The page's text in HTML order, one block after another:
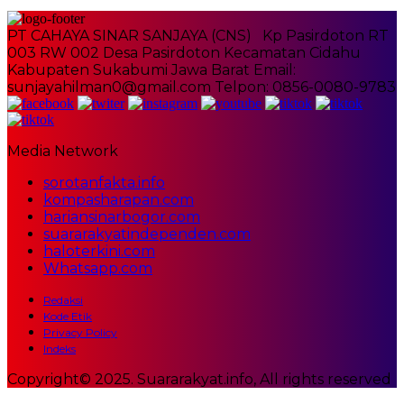
PT CAHAYA SINAR SANJAYA (CNS) Kp Pasirdoton RT
003 RW 002 Desa Pasirdoton Kecamatan Cidahu
Kabupaten Sukabumi Jawa Barat Email:
sunjayahilman0@gmail.com Telpon: 0856-0080-9783
Media Network
sorotanfakta.info
kompasharapan.com
hariansinarbogor.com
suararakyatindependen.com
haloterkini.com
Whatsapp.com
Redaksi
Kode Etik
Privacy Policy
Indeks
Copyright© 2025. Suararakyat.info, All rights reserved